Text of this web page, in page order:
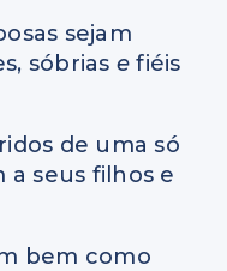
sejam
sóbrias efiéis
de uma só
seus filhos e
bem como